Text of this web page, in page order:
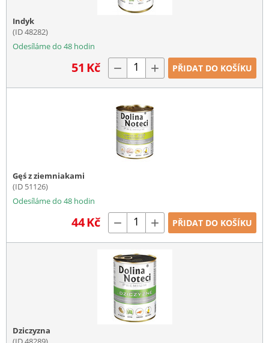
Indyk
(ID 48282)
Odesíláme do 48 hodin
51 Kč − + PŘIDAT DO KOŠÍKU
Gęś z ziemniakami
(ID 51126)
Odesíláme do 48 hodin
44Kč − + PŘIDAT DO KOŠÍKU
Dziczyzna